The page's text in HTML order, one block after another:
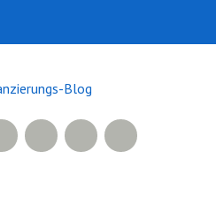
Facebook
500px
LinkedIn